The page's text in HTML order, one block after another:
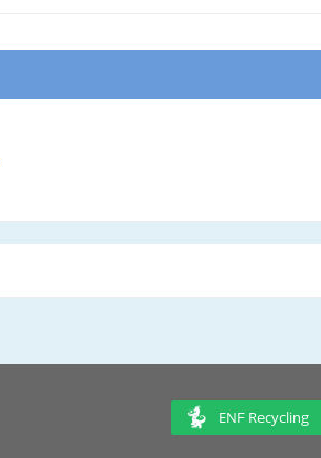
ENF Recycling